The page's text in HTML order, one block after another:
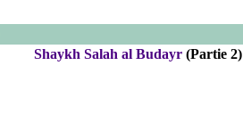
Shaykh Salah al Budayr (Partie 2)